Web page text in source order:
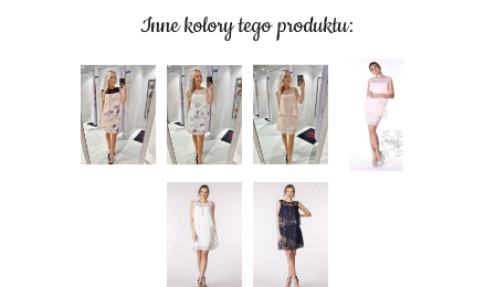
Inne kolory tego produktu: